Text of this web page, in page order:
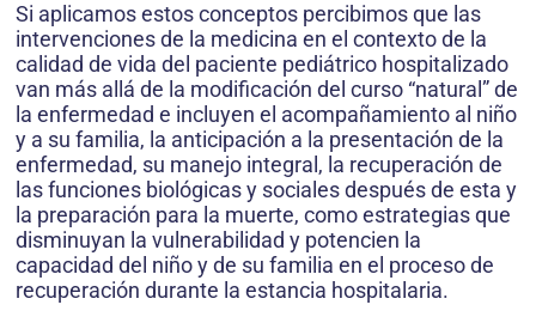
Si aplicamos estos conceptos percibimos que las
intervenciones de la medicina en el contexto de la
calidad de vida del paciente pediátrico hospitalizado
van más allá de la modificación del curso “natural” de
la enfermedad e incluyen el acompañamiento al niño
y a su familia, la anticipación a la presentación de la
enfermedad, su manejo integral, la recuperación de
las funciones biológicas y sociales después de esta y
la preparación para la muerte, como estrategias que
disminuyan la vulnerabilidad y potencien la
capacidad del niño y de su familia en el proceso de
recuperación durante la estancia hospitalaria.